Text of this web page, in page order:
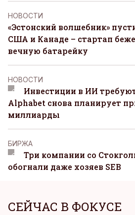
НОВОСТИ
«Эстонский волшебник»
США и Канаде – стартап
вечную батарейку
НОВОСТИ
Инвестиции в ИИ
Alphabet снова планирует
миллиарды
БИРЖА
Три компании со
обогнали даже хозяев SEB
СЕЙЧАС В ФОКУСЕ